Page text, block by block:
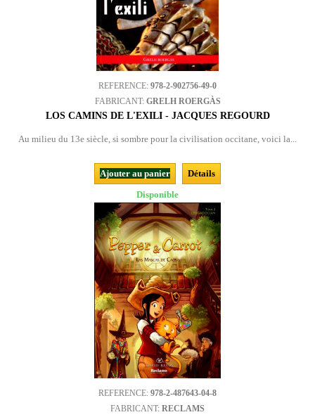
REFERENCE: 978-2-902756-49-0
FABRICANT: GRELH ROERGÀS
LOS CAMINS DE L'EXILI - JACQUES REGOURD
Au milieu du 13e siècle, si sombre pour la civilisation occitane, voici la...
Ajouter au panier
Détails
Disponible
REFERENCE: 978-2-487643-04-8
FABRICANT: RECLAMS